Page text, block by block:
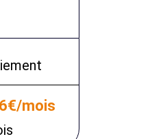
mois